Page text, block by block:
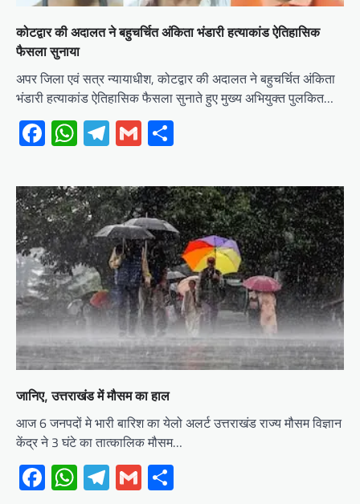
कोटद्वार की अदालत ने बहुचर्चित अंकिता भंडारी हत्याकांड ऐतिहासिक
फैसला सुनाया
अपर जिला एवं सत्र न्यायाधीश, कोटद्वार की अदालत ने बहुचर्चित अंकिता
भंडारी हत्याकांड ऐतिहासिक फैसला सुनाते हुए मुख्य अभियुक्त पुलकित…
Facebook
WhatsApp
Telegram
Gmail
जानिए, उत्तराखंड में मौसम का हाल
आज 6 जनपदों मे भारी बारिश का येलो अलर्ट उत्तराखंड राज्य मौसम विज्ञान
केंद्र ने 3 घंटे का तात्कालिक मौसम…
Facebook
WhatsApp
Telegram
Gmail